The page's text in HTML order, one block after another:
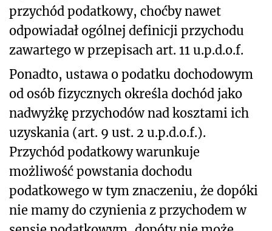
przychód podatkowy, choćby nawet
odpowiadał ogólnej definicji przychodu
zawartego w przepisach art. 11 u.p.d.o.f.
Ponadto, ustawa o podatku dochodowym
od osób fizycznych określa dochód jako
nadwyżkę przychodów nad kosztami ich
uzyskania (art. 9 ust. 2 u.p.d.o.f.).
Przychód podatkowy warunkuje
możliwość powstania dochodu
podatkowego w tym znaczeniu, że dopóki
nie mamy do czynienia z przychodem w